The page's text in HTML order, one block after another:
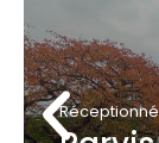
Réceptionné